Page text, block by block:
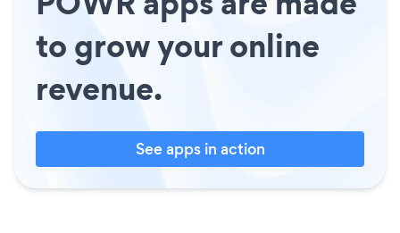
to grow your online
revenue.
See apps in action